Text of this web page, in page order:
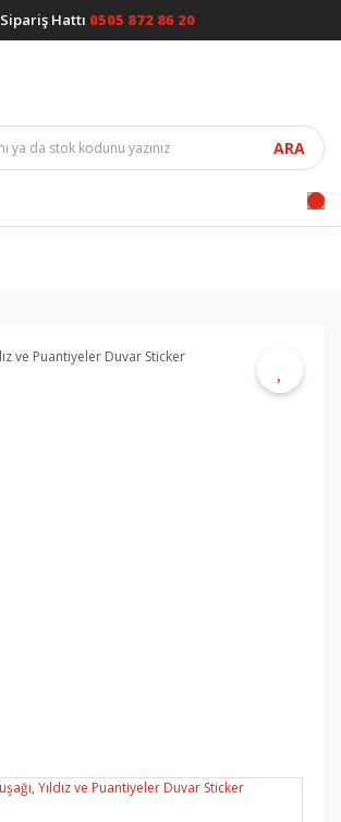
Sipariş Hattı 0505 872 86 20
ARA